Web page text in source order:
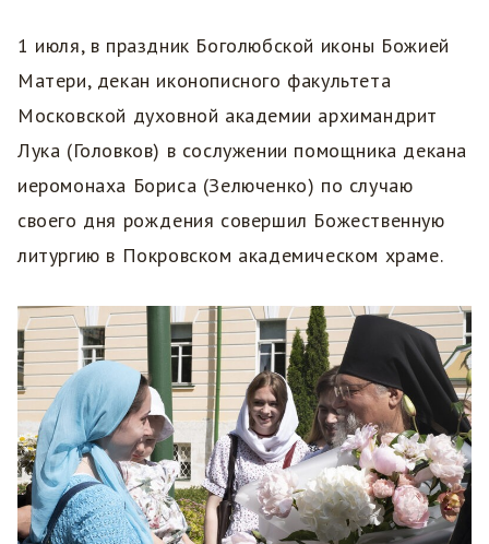
1 июля, в праздник Боголюбской иконы Божией
Матери, декан иконописного факультета
Московской духовной академии архимандрит
Лука (Головков) в сослужении помощника декана
иеромонаха Бориса (Зелюченко) по случаю
своего дня рождения совершил Божественную
литургию в Покровском академическом храме.